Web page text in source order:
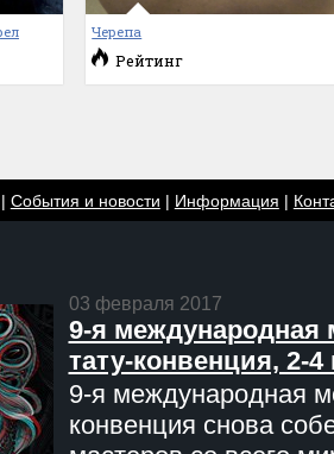
Черепа
Рейтинг
| События и новости | Информация |
03 февраля 2017
9-я международная
тату-конвенция, 2-
9-я международная
конвенция снова